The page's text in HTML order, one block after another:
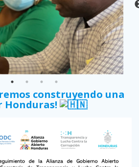
construyendo una
Honduras!